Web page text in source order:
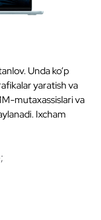
Unda ko‘p
yaratish va
mutaxassislari va
Ixcham